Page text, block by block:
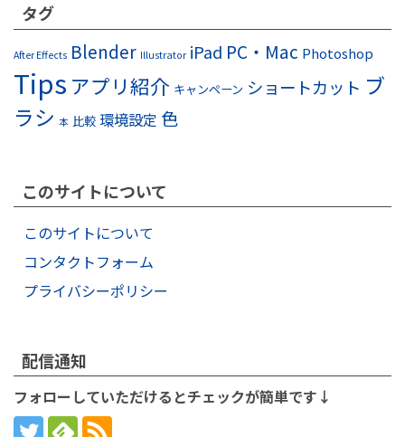
タグ
After Effects Blender Illustrator iPad PC・Mac Photoshop
Tips アプリ紹介 キャンペーン ショートカット ブ
ラシ 本 比較 環境設定 色
このサイトについて
このサイトについて
コンタクトフォーム
プライバシーポリシー
配信通知
フォローしていただけるとチェックが簡単です↓